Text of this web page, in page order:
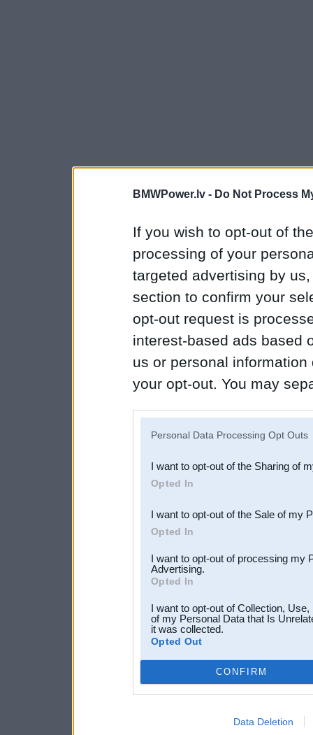
BMWPower.lv - Do Not Process
If you wish to opt-out of
processing of your
targeted advertising by
section to confirm your
opt-out request is
interest-based ads based
us or personal
your opt-out. You may
Downstream Participants
third parties.
Personal Data Processing Opt Outs
I want to opt-out of the Sharing of
Opted In
I want to opt-out of the Sale of my
Opted In
I want to opt-out of processing my
Advertising.
Opted In
I want to opt-out of Collection,
of my Personal Data that Is
it was collected.
Opted Out
CONFIRM
Data Deletion